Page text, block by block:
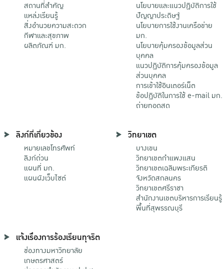
สถานที่สำคัญ
แหล่งเรียนรู้
สิ่งอำนวยความสะดวก
กีฬาและสุขภาพ
ผลิตภัณฑ์ มก.
นโยบายและแนวปฏิบัติการใช้
ปัญญาประดิษฐ์
นโยบายการใช้งานเครือข่าย
มก.
นโยบายคุ้มครองข้อมูลส่วน
บุคคล
แนวปฏิบัติการคุ้มครองข้อมูล
ส่วนบุคคล
การเข้าใช้อินเตอร์เน็ต
ข้อปฏิบัติในการใช้ e-mail มก.
ถ่ายทอดสด
ลิงก์ที่เกี่ยวข้อง
หมายเลขโทรศัพท์
ลิงก์ด่วน
แผนที่ มก.
แผนผังเว็บไซต์
วิทยาเขต
บางเขน
วิทยาเขตกําแพงแสน
วิทยาเขตเฉลิมพระเกียรติ
จังหวัดสกลนคร
วิทยาเขตศรีราชา
สำนักงานเขตบริหารการเรียนรู้
พื้นที่สุพรรณบุรี
แจ้งเรื่องการร้องเรียนทุจริต
ช่องทางมหาวิทยาลัย
เกษตรศาสตร์